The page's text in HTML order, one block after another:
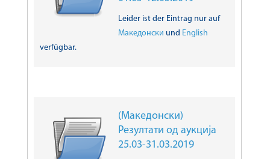
Leider ist der Eintrag nur auf
Македонски und English
verfügbar.
(Македонски)
Резултати од аукција
25.03-31.03.2019